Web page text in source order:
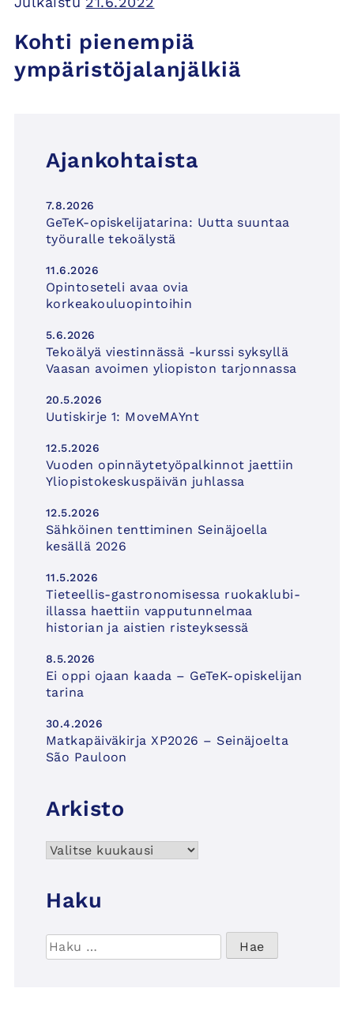
Kohti pienempiä
ympäristöjalanjälkiä
Ajankohtaista
7.8.2026
GeTeK-opiskelijatarina: Uutta suuntaa
työuralle tekoälystä
11.6.2026
Opintoseteli avaa ovia
korkeakouluopintoihin
5.6.2026
Tekoälyä viestinnässä -kurssi syksyllä
Vaasan avoimen yliopiston tarjonnassa
20.5.2026
Uutiskirje 1: MoveMAYnt
12.5.2026
Vuoden opinnäytetyöpalkinnot jaettiin
Yliopistokeskuspäivän juhlassa
12.5.2026
Sähköinen tenttiminen Seinäjoella
kesällä 2026
11.5.2026
Tieteellis-gastronomisessa ruokaklubi-
illassa haettiin vapputunnelmaa
historian ja aistien risteyksessä
8.5.2026
Ei oppi ojaan kaada – GeTeK-opiskelijan
tarina
30.4.2026
Matkapäiväkirja XP2026 – Seinäjoelta
São Pauloon
Arkisto
Arkisto
Haku
Haku: